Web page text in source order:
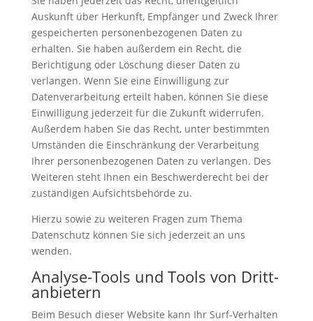
Auskunft über Herkunft, Empfänger und Zweck Ihrer
gespeicherten personenbezogenen Daten zu
erhalten. Sie haben außerdem ein Recht, die
Berichtigung oder Löschung dieser Daten zu
verlangen. Wenn Sie eine Einwilligung zur
Datenverarbeitung erteilt haben, können Sie diese
Einwilligung jederzeit für die Zukunft widerrufen.
Außerdem haben Sie das Recht, unter bestimmten
Umständen die Einschränkung der Verarbeitung
Ihrer personenbezogenen Daten zu verlangen. Des
Weiteren steht Ihnen ein Beschwerderecht bei der
zuständigen Aufsichtsbehörde zu.
Hierzu sowie zu weiteren Fragen zum Thema
Datenschutz können Sie sich jederzeit an uns
wenden.
Analyse-Tools und Tools von Dritt­
anbietern
Beim Besuch dieser Website kann Ihr Surf-Verhalten